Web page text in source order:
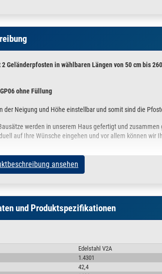
Geländerpfosten in wählbaren Längen von 50 cm bis
ohne Füllung
der Neigung und Höhe einstellbar und somit sind die
werden in unserem Haus gefertigt und zusammen
auf Ihre Wünsche eingehen und vor allem können wir
Nr. 380.3001 ( Abbildung und Bemaßung in Grafik )
ist in der Neigung und Höhe individuell einstellbar. Bei
mit verschraubter Handlaufrägerplatte oder
Edelstahl Ronde / Fußplatte Ø 100 x 6 mm mit 3
gezogen werden
Ø 105 mm zum abdecken der Ronde und Schrauben.
ansehen
und Produktspezifikationen
Edelstahl V2A
1.4301
42,4